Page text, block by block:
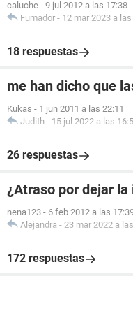
caluche - 9 jul 2012 a las 17:38
Fumador - 12 mar 2023 a
18 respuestas
me han dicho que
Kukas - 1 jun 2011 a las 22:11
Judith - 15 jul 2022 a las
26 respuestas
¿Atraso por dejar
nena123 - 6 feb 2012 a las
Alejandra - 23 mar 2022 a
172 respuestas